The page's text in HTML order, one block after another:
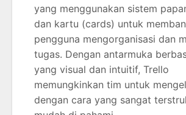
yang menggunakan sistem
dan kartu (cards) untuk
pengguna mengorganisasi dan
tugas. Dengan antarmuka
yang visual dan intuitif, Trello
memungkinkan tim untuk
dengan cara yang sangat